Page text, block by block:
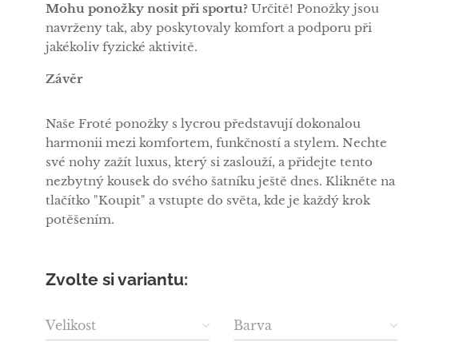
Mohu ponožky nosit při sportu? Určitě! Ponožky jsou
navrženy tak, aby poskytovaly komfort a podporu při
jakékoliv fyzické aktivitě.
Závěr
Naše Froté ponožky s lycrou představují dokonalou
harmonii mezi komfortem, funkčností a stylem. Nechte
své nohy zažít luxus, který si zaslouží, a přidejte tento
nezbytný kousek do svého šatníku ještě dnes. Klikněte na
tlačítko "Koupit" a vstupte do světa, kde je každý krok
potěšením.
Zvolte si variantu:
Velikost Barva